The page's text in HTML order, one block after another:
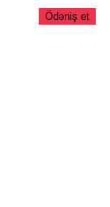
Ödəniş et